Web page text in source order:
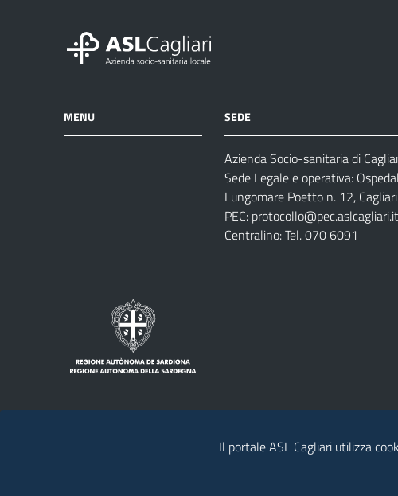
MENU SEDE
Azienda Socio-sanitaria di
Sede Legale e operativa:
Lungomare Poetto n. 12, Cagliari
PEC: protocollo@pec.aslcagliari.it
Centralino: Tel. 070 6091
Privacy policy Contatti
Il portale ASL Cagliari utilizza